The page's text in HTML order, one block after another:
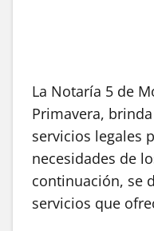
La Notaría 5 de
Primavera,
servicios legales
necesidades de
continuación, se
servicios que